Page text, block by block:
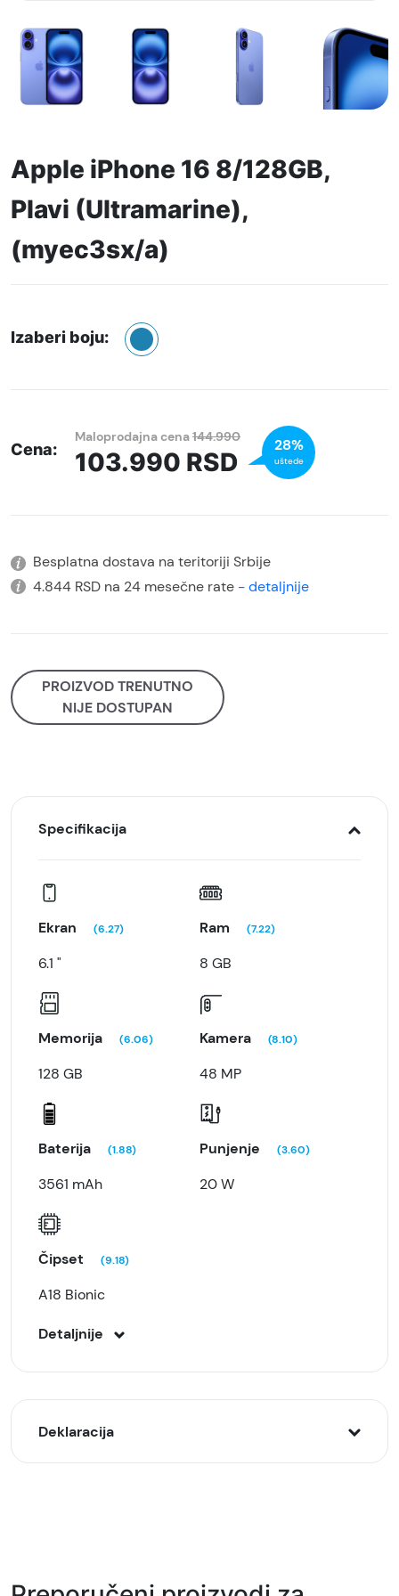
Apple iPhone 16 8/128GB,
Plavi (Ultramarine),
(myec3sx/a)
Izaberi boju:
Cena:
Maloprodajna cena144.990
103.990 RSD
28%
uštede
Besplatna dostava na teritoriji Srbije
4.844 RSD na 24 mesečne rate - detaljnije
PROIZVOD TRENUTNO
NIJE DOSTUPAN
Specifikacija
Ekran (6.27)
6.1 "
Ram (7.22)
8 GB
Memorija (6.06)
128 GB
Kamera (8.10)
48 MP
Baterija (1.88)
3561 mAh
Punjenje (3.60)
20 W
Čipset (9.18)
A18 Bionic
Detaljnije
Deklaracija